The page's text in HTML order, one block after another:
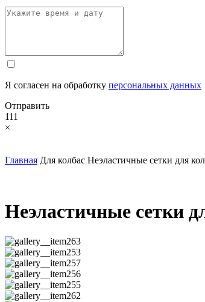
Я согласен на обработку персональных данных
Отправить
111
×
Главная Для колбас Неэластичные сетки для
Неэластичные сетки